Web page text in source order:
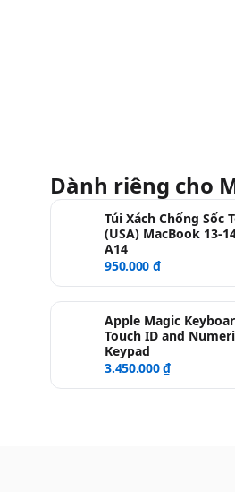
Dành riêng cho
Túi Xách Chống Sốc
(USA) MacBook 13-
A14
950.000 ₫
Apple Magic
Touch ID and
Keypad
3.450.000 ₫